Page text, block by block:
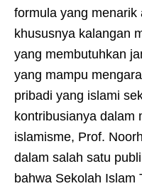
formula yang menarik
khususnya kalangan
yang membutuhkan
yang mampu
pribadi yang islami
kontribusianya dalam
islamisme, Prof.
dalam salah satu
bahwa Sekolah Islam